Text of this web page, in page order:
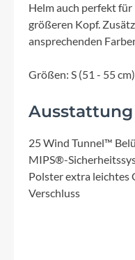
Helm auch perfekt
größeren Kopf.
ansprechenden
Größen: S (51 - 55
Ausstattung
25 Wind Tunnel™
MIPS®-
Polster extra leichtes
Verschluss